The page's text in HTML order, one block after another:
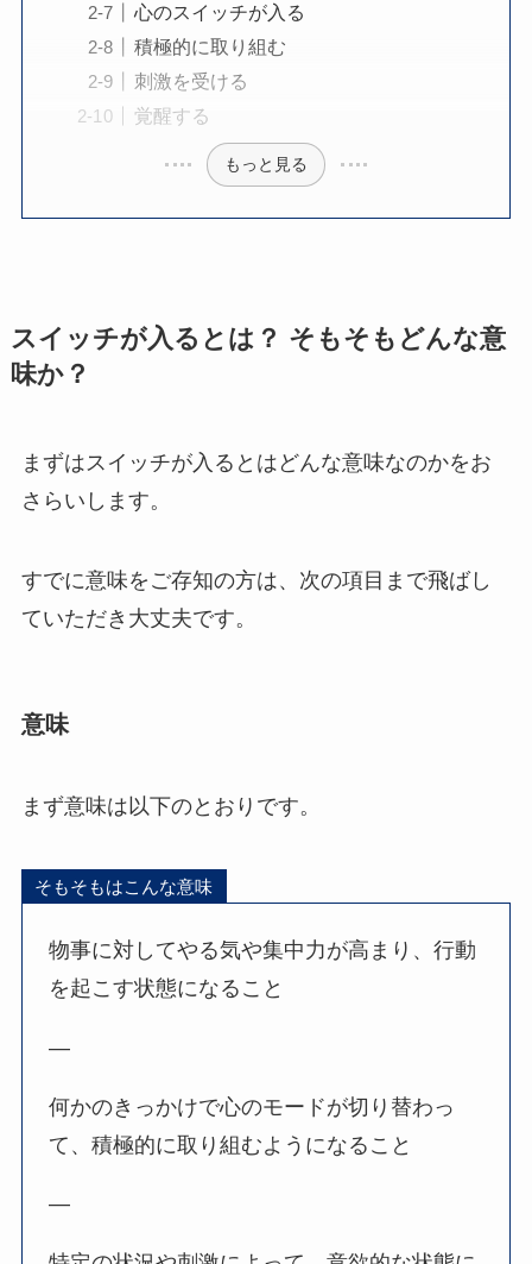
心のスイッチが入る
積極的に取り組む
刺激を受ける
覚醒する
もっと見る
スイッチが入るとは？ そもそもどんな意
味か？
まずはスイッチが入るとはどんな意味なのかをお
さらいします。
すでに意味をご存知の方は、次の項目まで飛ばし
ていただき大丈夫です。
意味
まず意味は以下のとおりです。
そもそもはこんな意味
物事に対してやる気や集中力が高まり、行動
を起こす状態になること
—
何かのきっかけで心のモードが切り替わっ
て、積極的に取り組むようになること
—